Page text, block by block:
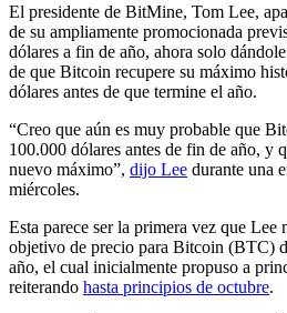
El presidente de BitMine, Tom Lee,
de su ampliamente promocionada
dólares a fin de año, ahora solo
de que Bitcoin recupere su máximo
dólares antes de que termine el año.
“Creo que aún es muy probable que
100.000 dólares antes de fin de año, y
nuevo máximo”, dijo Lee durante una
miércoles.
Esta parece ser la primera vez que Lee
objetivo de precio para Bitcoin (BTC)
año, el cual inicialmente propuso a
reiterando hasta principios de octubre.